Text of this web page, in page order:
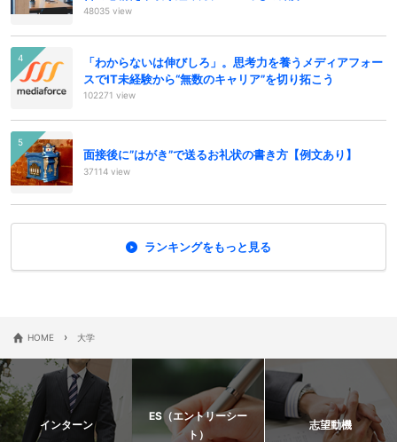
48035 view
「わからないは伸びしろ」。思考力を養うメディアフォー
スでIT未経験から“無数のキャリア”を切り拓こう
102271 view
面接後に”はがき”で送るお礼状の書き方【例文あり】
37114 view
ランキングをもっと見る
HOME › 大学
インターン
ES（エントリーシー
ト）
志望動機